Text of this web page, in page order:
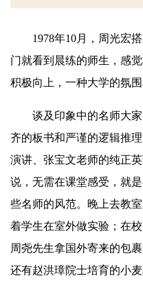
1978年10月，周光宏
门就看到晨练的师生，感
积极向上，一种大学的氛围
谈及印象中的名师大
齐的板书和严谨的逻辑推
演讲、张宝文老师的纯正
说，无需在课堂感受，就
些名师的风范。晚上去教
着学生在室外做实验；在
周尧先生拿国外寄来的包
还有赵洪璋院士培育的小